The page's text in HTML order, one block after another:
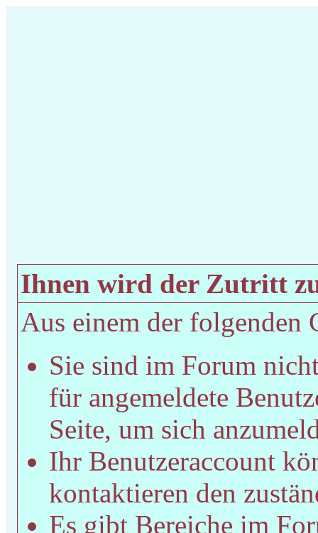
Ihnen wird der Zutritt
Aus einem der folgenden
Sie sind im Forum
für angemeldete
Seite, um sich
Ihr Benutzeraccount
kontaktieren den
Es gibt Bereiche im